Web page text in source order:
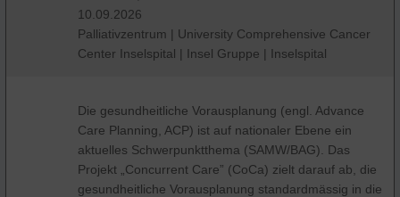
10.09.2026
Palliativzentrum | University Comprehensive Cancer
Center Inselspital | Insel Gruppe | Inselspital
Die gesundheitliche Vorausplanung (engl. Advance
Care Planning, ACP) ist auf nationaler Ebene ein
aktuelles Schwerpunktthema (SAMW/BAG). Das
Projekt „Concurrent Care” (CoCa) zielt darauf ab, die
gesundheitliche Vorausplanung standardmässig in die